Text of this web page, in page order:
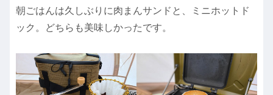
朝ごはんは久しぶりに肉まんサンドと、ミニホットド
ック。どちらも美味しかったです。